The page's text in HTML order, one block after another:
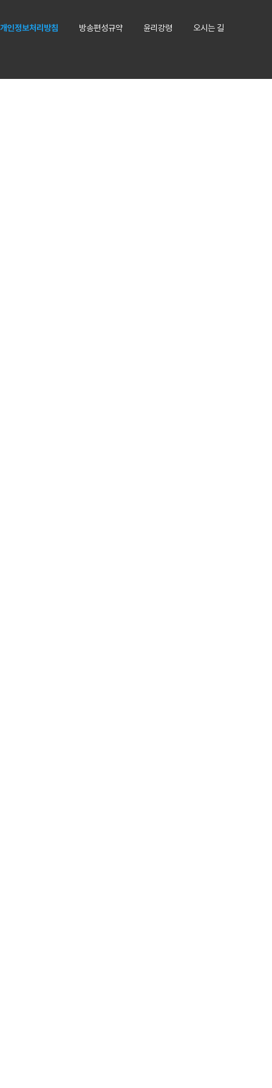
개인정보처리방침 방송편성규약 윤리강령 오시는 길